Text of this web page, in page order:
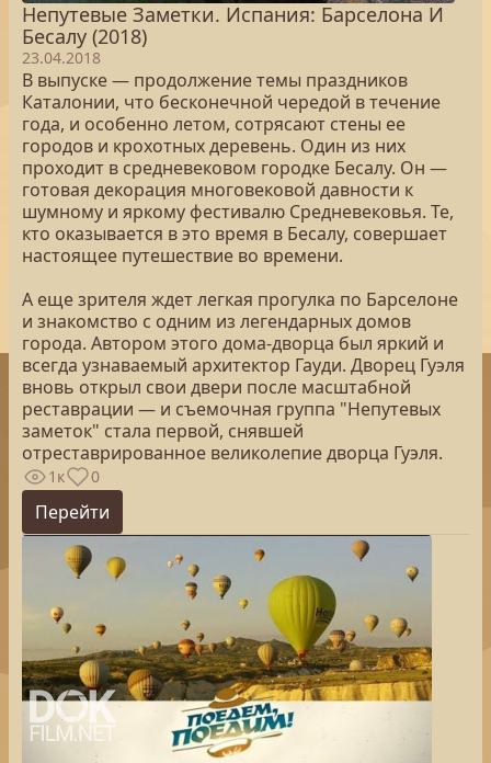
Непутевые Заметки. Испания: Барселона И
Бесалу (2018)
23.04.2018
В выпуске — продолжение темы праздников
Каталонии, что бесконечной чередой в течение
года, и особенно летом, сотрясают стены ее
городов и крохотных деревень. Один из них
проходит в средневековом городке Бесалу. Он —
готовая декорация многовековой давности к
шумному и яркому фестивалю Средневековья. Те,
кто оказывается в это время в Бесалу, совершает
настоящее путешествие во времени.
А еще зрителя ждет легкая прогулка по Барселоне
и знакомство с одним из легендарных домов
города. Автором этого дома-дворца был яркий и
всегда узнаваемый архитектор Гауди. Дворец Гуэля
вновь открыл свои двери после масштабной
реставрации — и съемочная группа "Непутевых
заметок" стала первой, снявшей
отреставрированное великолепие дворца Гуэля.
1к 0
Перейти